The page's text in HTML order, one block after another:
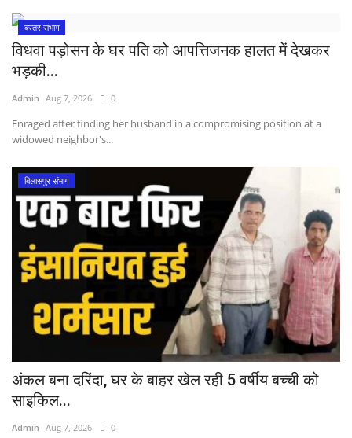
बस्तर संभाग
विधवा पड़ोसन के घर पति को आपत्तिजनक हालत में देखकर
भड़की...
Admin Aug 7, 2026 0
Enraged after finding her husband in a compromising position at a
widowed neighbor's...
बिलासपुर संभाग
अंकल बना दरिंदा, घर के बाहर खेल रही 5 वर्षीय बच्ची को
साइकिल...
Admin Aug 7, 2026 0